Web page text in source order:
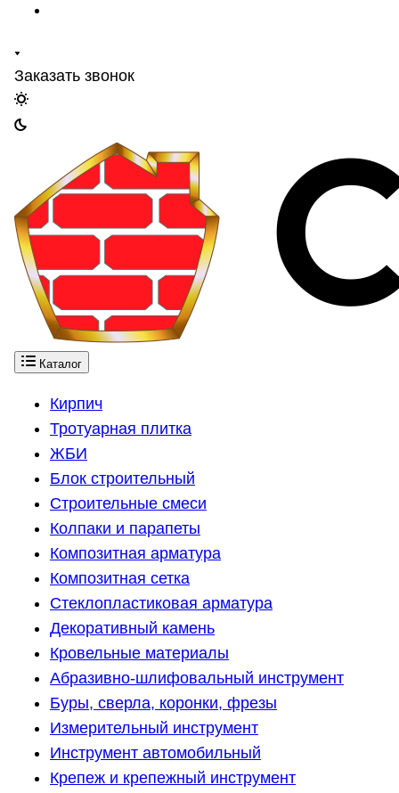
Заказать звонок
Каталог
Кирпич
Тротуарная плитка
ЖБИ
Блок строительный
Строительные смеси
Колпаки и парапеты
Композитная арматура
Композитная сетка
Стеклопластиковая арматура
Декоративный камень
Кровельные материалы
Абразивно-шлифовальный инструмент
Буры, сверла, коронки, фрезы
Измерительный инструмент
Инструмент автомобильный
Крепеж и крепежный инструмент